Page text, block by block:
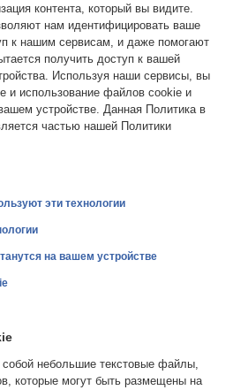
контента, который вы видите.
нам идентифицировать ваше
к нашим сервисам, и даже помогают
получить доступ к вашей
Используя наши сервисы, вы
и использование файлов cookie и
устройстве. Данная Политика в
частью нашей Политики
эти технологии
на вашем устройстве
небольшие текстовые файлы,
которые могут быть размещены на